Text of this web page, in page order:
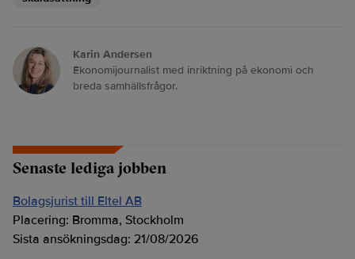
Karin Andersen
Ekonomijournalist med inriktning på ekonomi och
breda samhällsfrågor.
Senaste lediga jobben
Bolagsjurist till Eltel AB
Placering: Bromma, Stockholm
Sista ansökningsdag: 21/08/2026